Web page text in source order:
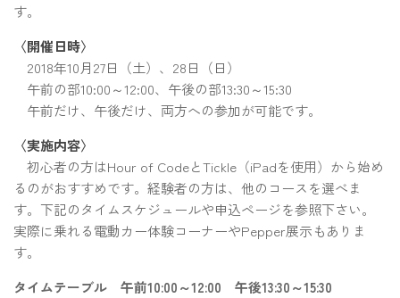
す。
〈開催日時〉
2018年10月27日（土）、28日（日）
午前の部10:00～12:00、午後の部13:30～15:30
午前だけ、午後だけ、両方への参加が可能です。
〈実施内容〉
初心者の方はHour of CodeとTickle（iPadを使用）から始め
るのがおすすめです。経験者の方は、他のコースを選べま
す。下記のタイムスケジュールや申込ページを参照下さい。
実際に乗れる電動カー体験コーナーやPepper展示もありま
す。
タイムテーブル 午前10:00～12:00 午後13:30～15:30